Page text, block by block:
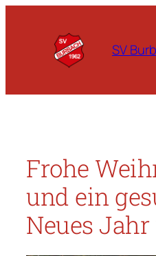
springen
SV
Frohe
und ein
Neues Jahr